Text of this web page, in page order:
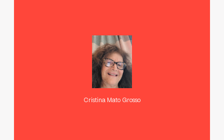
Cristina Mato Grosso